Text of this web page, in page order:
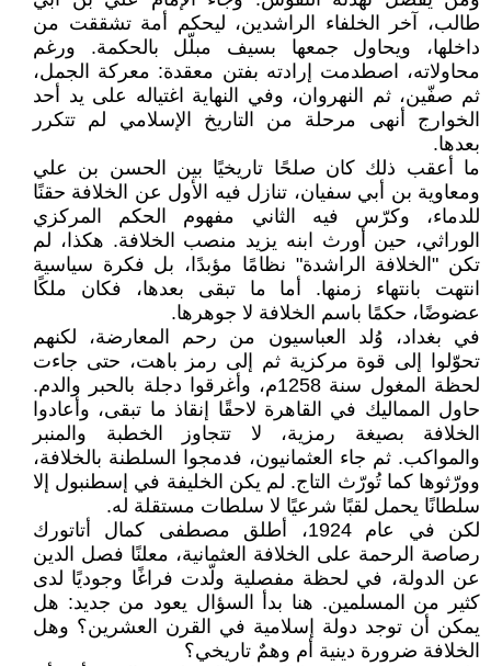
طالب، آخر الخلفاء الراشدين، ليحكم أمة تشققت من
داخلها، ويحاول جمعها بسيف مبلّل بالحكمة. ورغم
محاولاته، اصطدمت إرادته بفتن معقدة: معركة الجمل،
ثم صفّين، ثم النهروان، وفي النهاية اغتياله على يد أحد
الخوارج أنهى مرحلة من التاريخ الإسلامي لم تتكرر
بعدها.
ما أعقب ذلك كان صلحًا تاريخيًا بين الحسن بن علي
ومعاوية بن أبي سفيان، تنازل فيه الأول عن الخلافة حقنًا
للدماء، وكرّس فيه الثاني مفهوم الحكم المركزي
الوراثي، حين أورث ابنه يزيد منصب الخلافة. هكذا، لم
تكن "الخلافة الراشدة" نظامًا مؤبدًا، بل فكرة سياسية
انتهت بانتهاء زمنها. أما ما تبقى بعدها، فكان ملكًا
عضوضًا، حكمًا باسم الخلافة لا جوهرها.
في بغداد، وُلد العباسيون من رحم المعارضة، لكنهم
تحوّلوا إلى قوة مركزية ثم إلى رمز باهت، حتى جاءت
لحظة المغول سنة 1258م، وأغرقوا دجلة بالحبر والدم.
حاول المماليك في القاهرة لاحقًا إنقاذ ما تبقى، وأعادوا
الخلافة بصيغة رمزية، لا تتجاوز الخطبة والمنبر
والمواكب. ثم جاء العثمانيون، فدمجوا السلطنة بالخلافة،
وورّثوها كما تُورّث التاج. لم يكن الخليفة في إسطنبول إلا
سلطانًا يحمل لقبًا شرعيًا لا سلطات مستقلة له.
لكن في عام 1924، أطلق مصطفى كمال أتاتورك
رصاصة الرحمة على الخلافة العثمانية، معلنًا فصل الدين
عن الدولة، في لحظة مفصلية ولّدت فراغًا وجوديًا لدى
كثير من المسلمين. هنا بدأ السؤال يعود من جديد: هل
يمكن أن توجد دولة إسلامية في القرن العشرين؟ وهل
الخلافة ضرورة دينية أم وهمٌ تاريخي؟